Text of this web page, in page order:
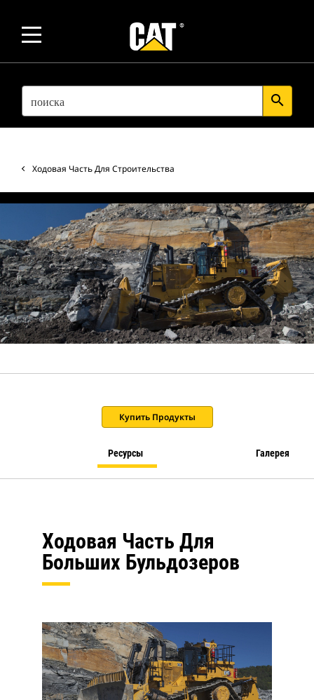
SEARCH search
Ходовая Часть Для Строительства
Купить Продукты
Ресурсы Галерея
Ходовая Часть Для
Больших Бульдозеров